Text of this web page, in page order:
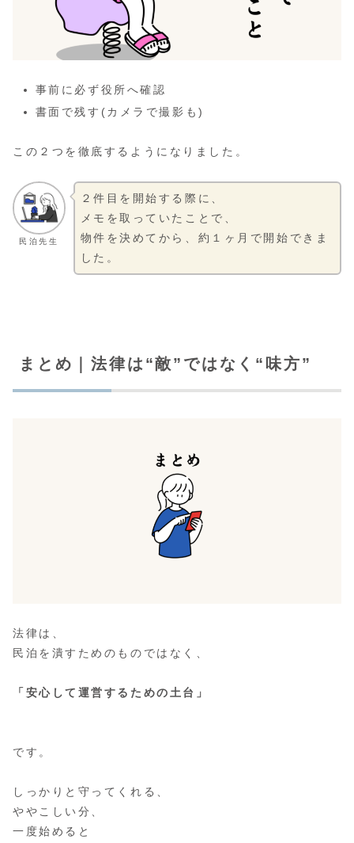
事前に必ず役所へ確認
書面で残す(カメラで撮影も)
この２つを徹底するようになりました。
民泊先生
２件目を開始する際に、
メモを取っていたことで、
物件を決めてから、約１ヶ月で開始できま
した。
まとめ｜法律は“敵”ではなく“味方”
法律は、
民泊を潰すためのものではなく、
「安心して運営するための土台」
です。
しっかりと守ってくれる、
ややこしい分、
一度始めると